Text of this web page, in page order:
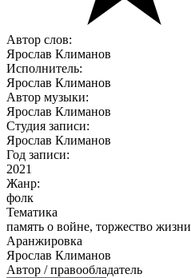
Автор слов:
Ярослав Климанов
Исполнитель:
Ярослав Климанов
Автор музыки:
Ярослав Климанов
Студия записи:
Ярослав Климанов
Год записи:
2021
Жанр:
фолк
Тематика
память о войне, торжество жизни
Аранжировка
Ярослав Климанов
Автор / правообладатель